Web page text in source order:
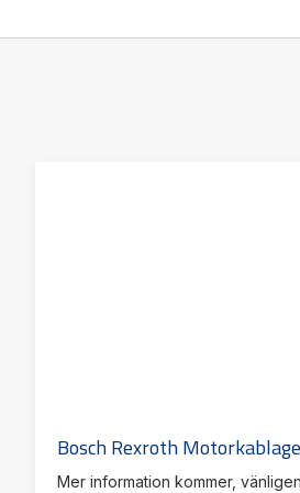
Bosch Rexroth Motorkablage
Mer information kommer,